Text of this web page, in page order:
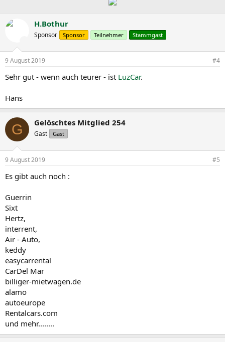
H.Bothur
Sponsor Sponsor Teilnehmer Stammgast
9 August 2019 #4
Sehr gut - wenn auch teurer - ist LuzCar.
Hans
G Gelöschtes Mitglied 254
Gast Gast
9 August 2019 #5
Es gibt auch noch :
Guerrin
Sixt
Hertz,
interrent,
Air - Auto,
keddy
easycarrental
CarDel Mar
billiger-mietwagen.de
alamo
autoeurope
Rentalcars.com
und mehr........